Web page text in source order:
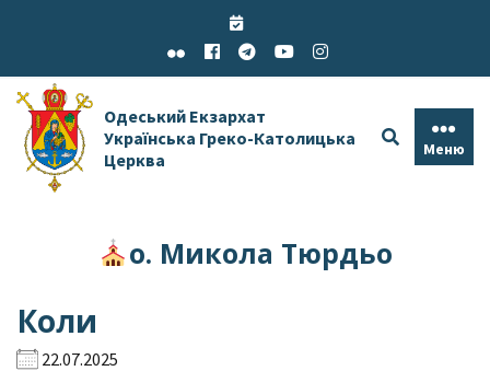
Одеський Екзархат
Українська Греко-Католицька
Церква
Меню
о. Микола Тюрдьо
Коли
22.07.2025